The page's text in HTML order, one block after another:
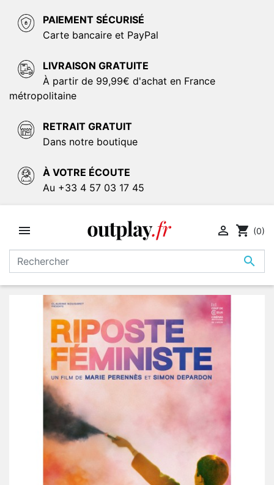
PAIEMENT SÉCURISÉ
Carte bancaire et PayPal
LIVRAISON GRATUITE
À partir de 99,99€ d'achat en France
métropolitaine
RETRAIT GRATUIT
Dans notre boutique
À VOTRE ÉCOUTE
Au +33 4 57 03 17 45


 shopping_cart (0)